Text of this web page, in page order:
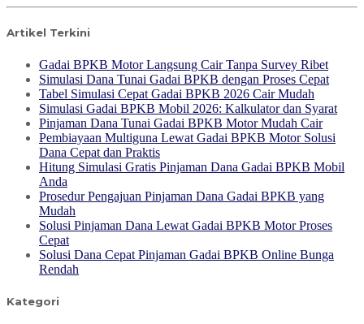
Artikel Terkini
Gadai BPKB Motor Langsung Cair Tanpa Survey Ribet
Simulasi Dana Tunai Gadai BPKB dengan Proses Cepat
Tabel Simulasi Cepat Gadai BPKB 2026 Cair Mudah
Simulasi Gadai BPKB Mobil 2026: Kalkulator dan Syarat
Pinjaman Dana Tunai Gadai BPKB Motor Mudah Cair
Pembiayaan Multiguna Lewat Gadai BPKB Motor Solusi
Dana Cepat dan Praktis
Hitung Simulasi Gratis Pinjaman Dana Gadai BPKB Mobil
Anda
Prosedur Pengajuan Pinjaman Dana Gadai BPKB yang
Mudah
Solusi Pinjaman Dana Lewat Gadai BPKB Motor Proses
Cepat
Solusi Dana Cepat Pinjaman Gadai BPKB Online Bunga
Rendah
Kategori